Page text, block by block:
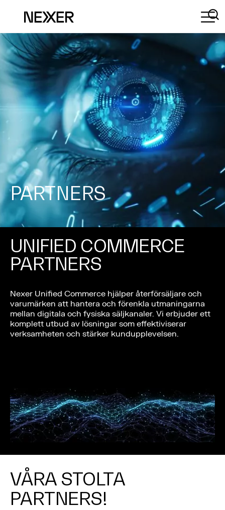
PARTNERS
UNIFIED COMMERCE
PARTNERS
Nexer Unified Commerce hjälper återförsäljare och
varumärken att hantera och förenkla utmaningarna
mellan digitala och fysiska säljkanaler. Vi erbjuder ett
komplett utbud av lösningar som effektiviserar
verksamheten och stärker kundupplevelsen.
VÅRA STOLTA
PARTNERS!